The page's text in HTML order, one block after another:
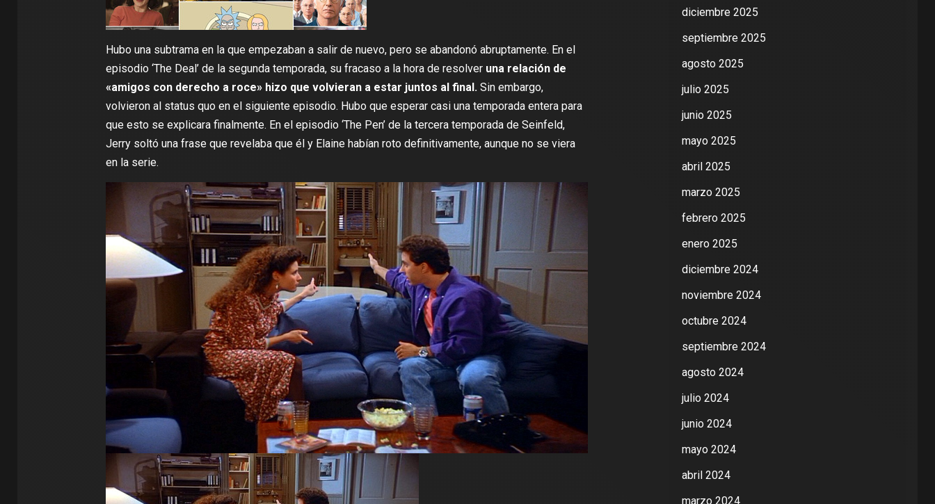
Hubo una subtrama en la que empezaban a salir de nuevo, pero se abandonó abruptamente. En el
episodio ‘The Deal’ de la segunda temporada, su fracaso a la hora de resolver una relación de
«amigos con derecho a roce» hizo que volvieran a estar juntos al final.Sin embargo,
volvieron al status quo en el siguiente episodio. Hubo que esperar casi una temporada entera para
que esto se explicara finalmente. En el episodio ‘The Pen’ de la tercera temporada de Seinfeld,
Jerry soltó una frase que revelaba que él y Elaine habían roto definitivamente, aunque no se viera
en la serie.
diciembre 2025
septiembre 2025
agosto 2025
julio 2025
junio 2025
mayo 2025
abril 2025
marzo 2025
febrero 2025
enero 2025
diciembre 2024
noviembre 2024
octubre 2024
septiembre 2024
agosto 2024
julio 2024
junio 2024
mayo 2024
abril 2024
marzo 2024